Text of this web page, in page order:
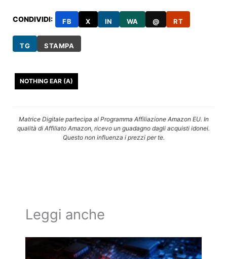
CONDIVIDI: FB X IN WA @ RT
TG STAMPA
NOTHING EAR (A)
Matrice Digitale partecipa al Programma Affiliazione Amazon EU. In
qualità di Affiliato Amazon, ricevo un guadagno dagli acquisti idonei.
Questo non influenza i prezzi per te.
Leggi anche